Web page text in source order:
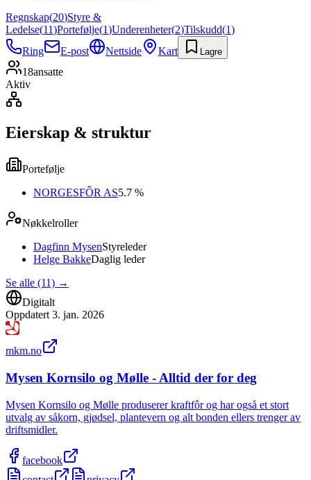
Regnskap(20)Styre &
Ledelse(11)Portefølje(1)Underenheter(2)Tilskudd(1)
Ring
E-post Nettside Kart Lagre
18ansatte
Aktiv
Eierskap & struktur
Portefølje
NORGESFÔR AS5.7 %
Nøkkelroller
Dagfinn MysenStyreleder
Helge BakkeDaglig leder
Se alle (11) →
Digitalt
Oppdatert 3. jan. 2026
mkm.no
Mysen Kornsilo og Mølle - Alltid der for deg
Mysen Kornsilo og Mølle produserer kraftfôr og har også et stort
utvalg av såkorn, gjødsel, plantevern og alt bonden ellers trenger av
driftsmidler.
facebook